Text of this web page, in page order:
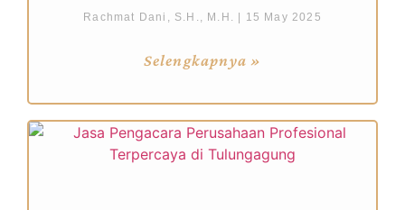
Rachmat Dani, S.H., M.H. 15 May 2025
Selengkapnya »